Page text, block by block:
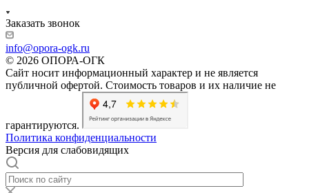
Заказать звонок
info@opora-ogk.ru
© 2026 ОПОРА-ОГК
Сайт носит информационный характер и не является
публичной офертой. Стоимость товаров и их наличие не
гарантируются.
Политика конфиденциальности
Версия для слабовидящих